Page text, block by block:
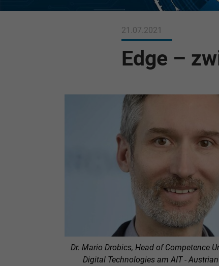
21.07.2021
Edge –
Dr. Mario Drobics, Head of Competence
Digital Technologies am AIT -